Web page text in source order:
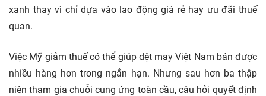
xanh thay vì chỉ dựa vào lao động giá rẻ hay ưu đãi thuế
quan.
Việc Mỹ giảm thuế có thể giúp dệt may Việt Nam bán được
nhiều hàng hơn trong ngắn hạn. Nhưng sau hơn ba thập
niên tham gia chuỗi cung ứng toàn cầu, câu hỏi quyết định